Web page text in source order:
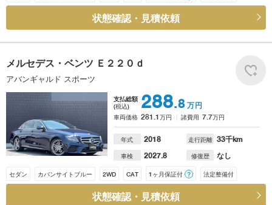
状態確認・見積依頼
メルセデス・ベンツ Ｅ２２０ｄ
アバンギャルド スポーツ
支払総額
(税込)
288.8 万円
車両価格 281.1万円 諸費用 7.7万円
年式 2018 走行距離 33千km
車検 2027.8 修復歴 なし
セダン カバンサイトブルー 2WD CAT 1ヶ月保証付 ？ 法定整備付
状態確認・見積依頼